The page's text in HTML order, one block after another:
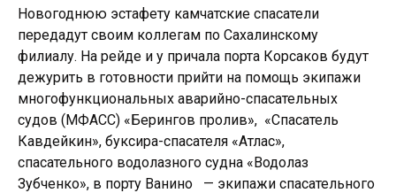
Новогоднюю эстафету камчатские спасатели
передадут своим коллегам по Сахалинскому
филиалу. На рейде и у причала порта Корсаков будут
дежурить в готовности прийти на помощь экипажи
многофункциональных аварийно-спасательных
судов (МФАСС) «Берингов пролив», «Спасатель
Кавдейкин», буксира-спасателя «Атлас»,
спасательного водолазного судна «Водолаз
Зубченко», в порту Ванино — экипажи спасательного